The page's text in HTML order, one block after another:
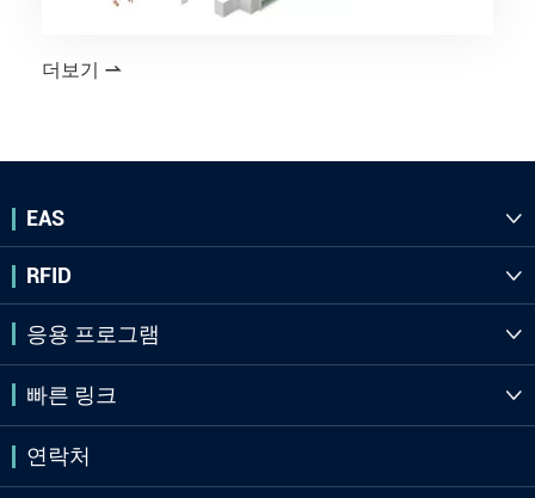
더보기 
EAS 
RFID 
응용 프로그램 
빠른 링크 
연락처